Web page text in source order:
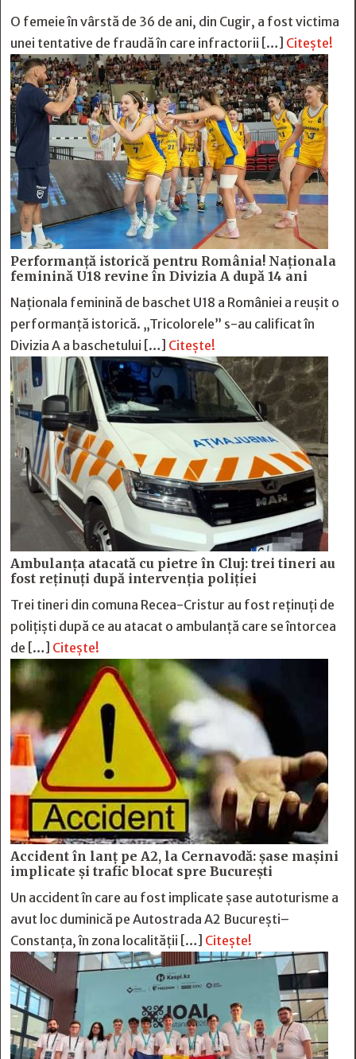
O femeie în vârstă de 36 de ani, din Cugir, a fost victima
unei tentative de fraudă în care infractorii […] Citește!
Performanță istorică pentru România! Naționala
feminină U18 revine în Divizia A după 14 ani
Naționala feminină de baschet U18 a României a reușit o
performanță istorică. „Tricolorele” s-au calificat în
Divizia A a baschetului […] Citește!
Ambulanța atacată cu pietre în Cluj: trei tineri au
fost reținuți după intervenția poliției
Trei tineri din comuna Recea-Cristur au fost reținuți de
polițiști după ce au atacat o ambulanță care se întorcea
de […] Citește!
Accident în lanț pe A2, la Cernavodă: șase mașini
implicate și trafic blocat spre București
Un accident în care au fost implicate șase autoturisme a
avut loc duminică pe Autostrada A2 București–
Constanța, în zona localității […] Citește!